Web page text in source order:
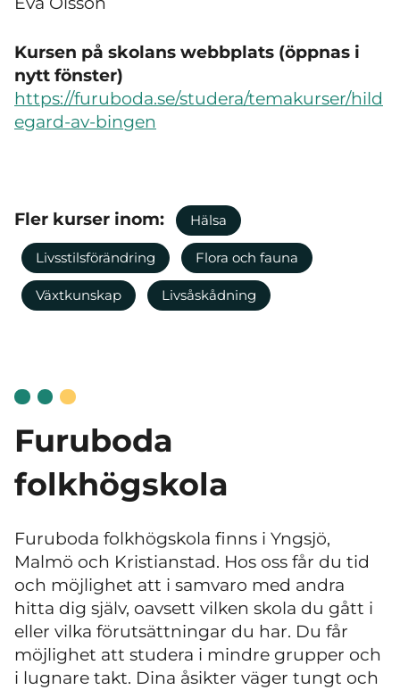
Kursen på skolans webbplats (öppnas i
nytt fönster)
https://furuboda.se/studera/temakurser/hild
egard-av-bingen
Fler kurser inom: Hälsa
Livsstilsförändring Flora och fauna
Växtkunskap Livsåskådning
Furuboda
folkhögskola
Furuboda folkhögskola finns i Yngsjö,
Malmö och Kristianstad. Hos oss får du tid
och möjlighet att i samvaro med andra
hitta dig själv, oavsett vilken skola du gått i
eller vilka förutsättningar du har. Du får
möjlighet att studera i mindre grupper och
i lugnare takt. Dina åsikter väger tungt och